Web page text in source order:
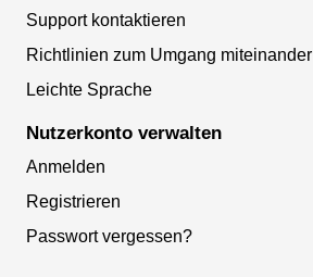
Support kontaktieren
Richtlinien zum Umgang miteinander
Leichte Sprache
Nutzerkonto verwalten
Anmelden
Registrieren
Passwort vergessen?